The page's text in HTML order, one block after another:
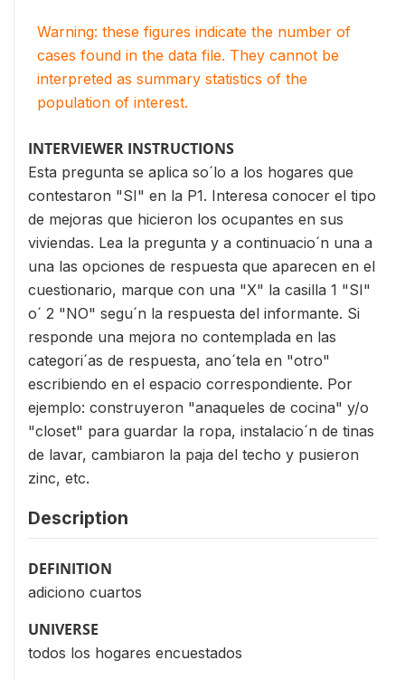
Warning: these figures indicate the number of
cases found in the data file. They cannot be
interpreted as summary statistics of the
population of interest.
INTERVIEWER INSTRUCTIONS
Esta pregunta se aplica so´lo a los hogares que
contestaron "SI" en la P1. Interesa conocer el tipo
de mejoras que hicieron los ocupantes en sus
viviendas. Lea la pregunta y a continuacio´n una a
una las opciones de respuesta que aparecen en el
cuestionario, marque con una "X" la casilla 1 "SI"
o´ 2 "NO" segu´n la respuesta del informante. Si
responde una mejora no contemplada en las
categori´as de respuesta, ano´tela en "otro"
escribiendo en el espacio correspondiente. Por
ejemplo: construyeron "anaqueles de cocina" y/o
"closet" para guardar la ropa, instalacio´n de tinas
de lavar, cambiaron la paja del techo y pusieron
zinc, etc.
Description
DEFINITION
adiciono cuartos
UNIVERSE
todos los hogares encuestados